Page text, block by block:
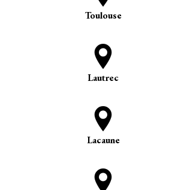
Toulouse
Lautrec
Lacaune